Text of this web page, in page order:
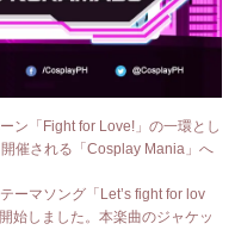
ン「Fight for Love!」の一環とし
催される「Cosplay Mania」へ
ーマソング「Let’s fight for lov
始しました。本楽曲のジャケッ